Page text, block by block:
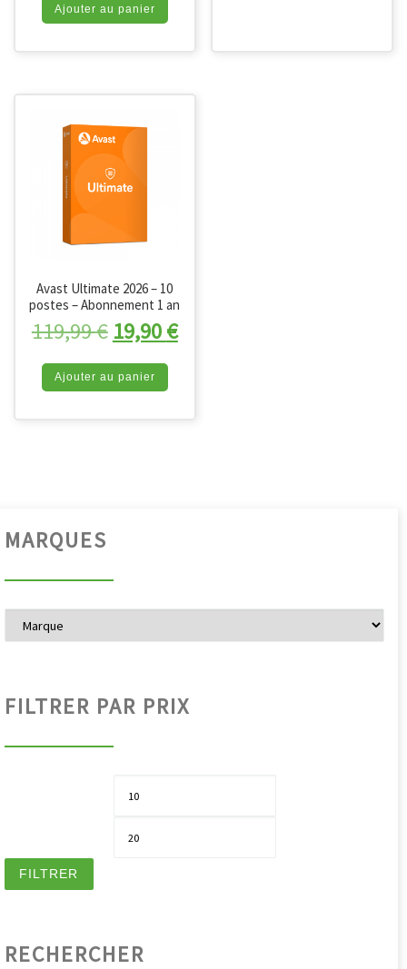
Ajouter au panier
Avast Ultimate 2026 – 10
postes – Abonnement 1 an
119,99€ Le prix initial était : 119,99 €.
19,90€Le prix actuel est : 19,90
Ajouter au panier
MARQUES
FILTRER PAR PRIX
FILTRER
RECHERCHER